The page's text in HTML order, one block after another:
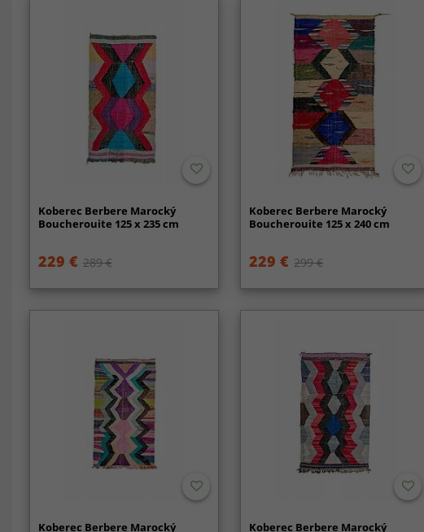
Koberec Berbere Marocký
Boucherouite 125 x 235 cm
229 € 289 €
Koberec Berbere Marocký
Boucherouite 125 x 240 cm
229 € 299 €
Koberec Berbere Marocký Koberec Berbere Marocký